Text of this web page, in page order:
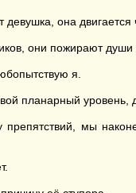
она двигается
они пожирают души
я.
планарный уровень,
препятствий, мы